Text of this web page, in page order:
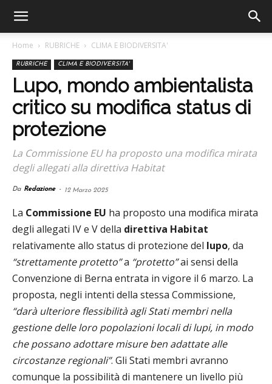
Home RUBRICHE CLIMA E BIODIVERSITA'
RUBRICHE CLIMA E BIODIVERSITA'
Lupo, mondo ambientalista
critico su modifica status di
protezione
La Commissione EU ha proposto una modifica mirata
degli allegati alla direttiva Habitat
Da Redazione - 12 Marzo 2025
La Commissione EU ha proposto una modifica mirata
degli allegati IV e V della direttiva Habitat
relativamente allo status di protezione del lupo, da
“strettamente protetto”a “protetto”ai sensi della
Convenzione di Berna entrata in vigore il 6 marzo. La
proposta, negli intenti della stessa Commissione,
“darà ulteriore flessibilità agli Stati membri nella
gestione delle loro popolazioni locali di lupi, in modo
che possano adottare misure ben adattate alle
circostanze regionali”. Gli Stati membri avranno
comunque la possibilità di mantenere un livello più